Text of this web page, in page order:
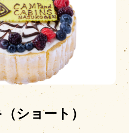
ショート）